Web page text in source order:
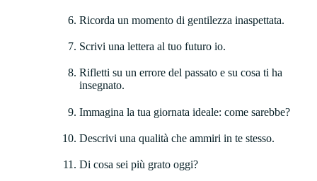
Ricorda un momento di gentilezza inaspettata.
Scrivi una lettera al tuo futuro io.
Rifletti su un errore del passato e su cosa ti ha
insegnato.
Immagina la tua giornata ideale: come sarebbe?
Descrivi una qualità che ammiri in te stesso.
Di cosa sei più grato oggi?